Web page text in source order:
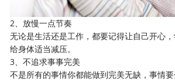
2、放慢一点节奏
无论是生活还是工作，都要记得让自己开心，
给身体适当减压。
3、不追求事事完美
不是所有的事情你都能做到完美无缺，事情